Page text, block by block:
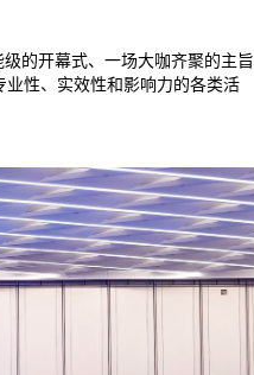
的开幕式、一场大咖齐聚的主旨
性、实效性和影响力的各类活